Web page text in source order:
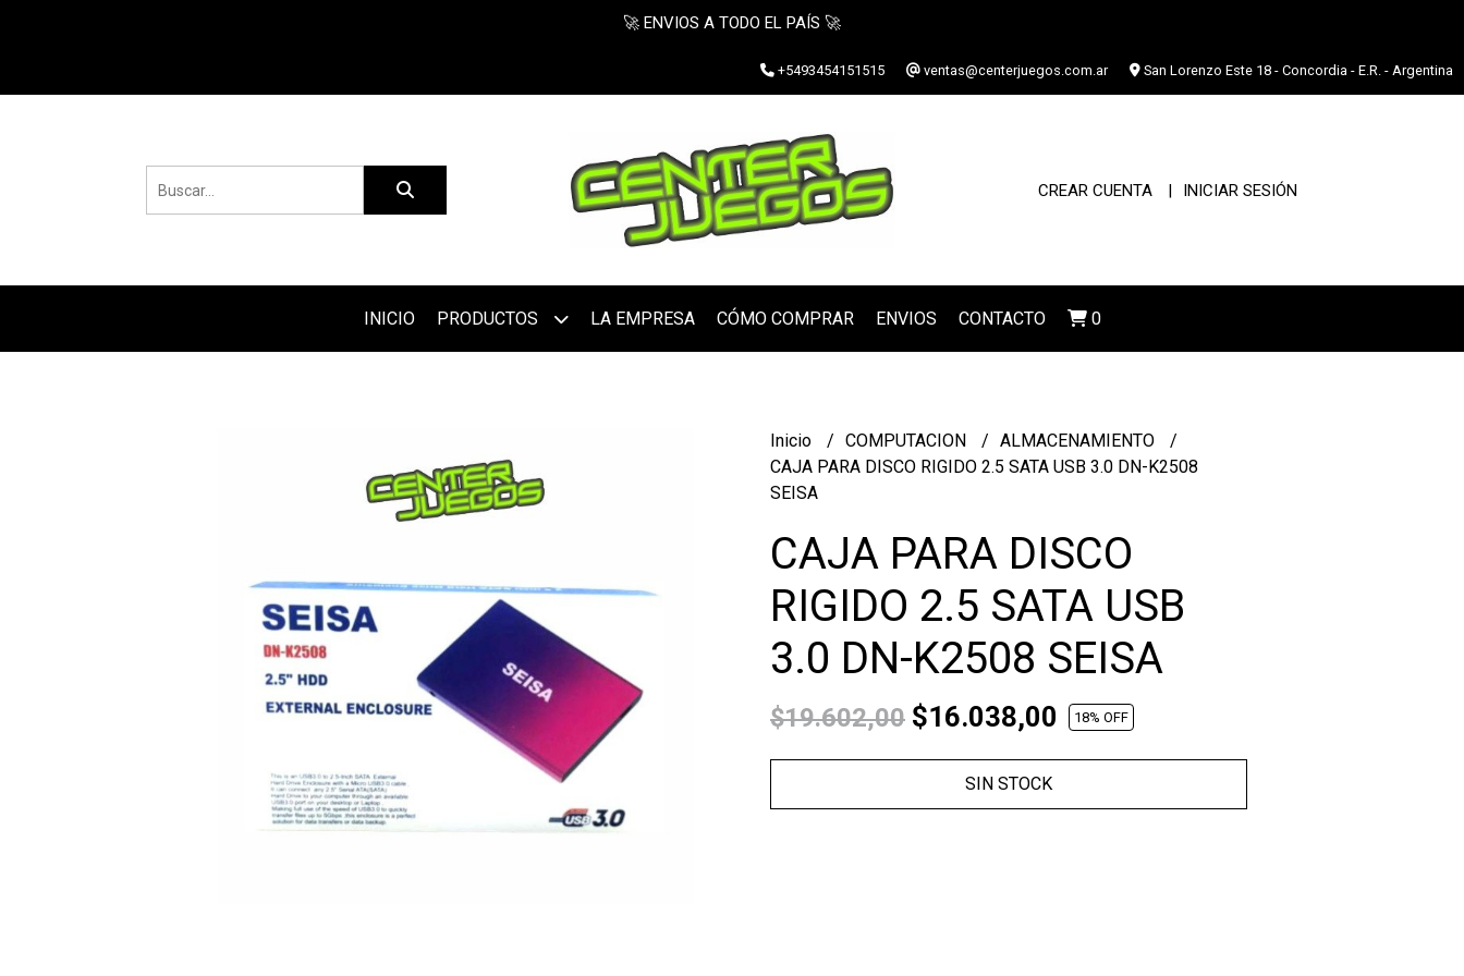
🚀 ENVIOS A TODO EL PAÍS 🚀
+5493454151515 ventas@centerjuegos.com.ar San Lorenzo Este 18 - Concordia - E.R. - Argentina
CREAR CUENTA INICIAR SESIÓN
INICIO PRODUCTOS LA EMPRESA CÓMO COMPRAR ENVIOS CONTACTO 0
Inicio COMPUTACION
ALMACENAMIENTO
CAJA PARA DISCO RIGIDO 2.5 SATA USB 3.0 DN-K2508
SEISA
CAJA PARA DISCO
RIGIDO 2.5 SATA USB
3.0 DN-K2508 SEISA
$19.602,00 $16.038,00 18% OFF
SIN STOCK